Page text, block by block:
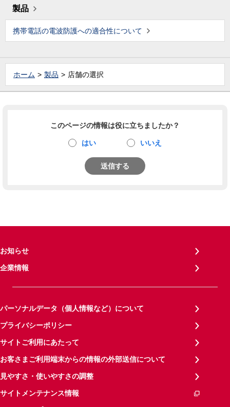
製品
携帯電話の電波防護への適合性について
ホーム 製品 店舗の選択
このページの情報は役に立ちましたか？
はい いいえ
送信する
お知らせ
企業情報
パーソナルデータ（個人情報など）について
プライバシーポリシー
サイトご利用にあたって
お客さまご利用端末からの情報の外部送信について
見やすさ・使いやすさの調整
サイトメンテナンス情報